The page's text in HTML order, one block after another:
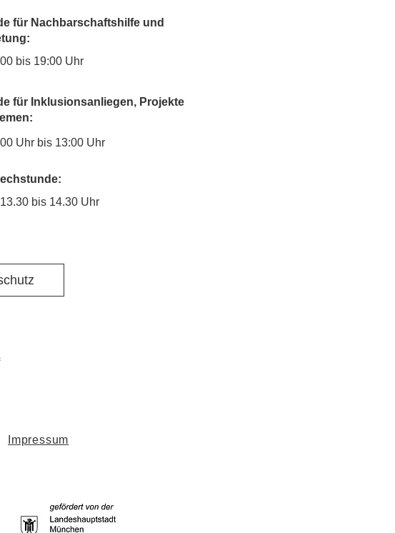
für Nachbarschaftshilfe und
bis 19:00 Uhr
für Inklusionsanliegen, Projekte
Uhr bis 13:00 Uhr
13.30 bis 14.30 Uhr
Impressum